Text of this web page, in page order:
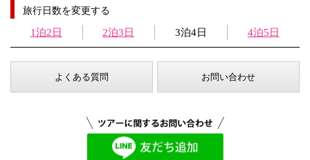
旅行日数を変更する
1泊2日 2泊3日 3泊4日 4泊5日
よくある質問 お問い合わせ